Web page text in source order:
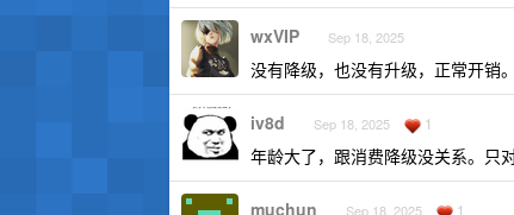
wxVIP Sep 18, 2025
没有降级，也没有升级，正常开销
iv8d Sep 18, 2025 1
年龄大了，跟消费降级没关系。只
muchun Sep 18, 2025 1